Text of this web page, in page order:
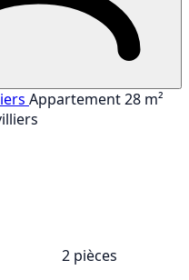
Appartement 28 m²
2 pièces